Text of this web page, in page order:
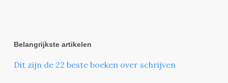
Belangrijkste artikelen
Dit zijn de 22 beste boeken over schrijven